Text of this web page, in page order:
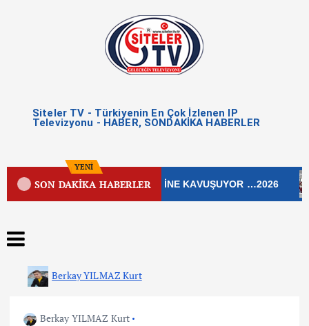
Siteler TV - Türkiyenin En Çok İzlenen IP
Televizyonu - HABER, SONDAKİKA HABERLER
YENİ
SON DAKİKA HABERLER
CADDESİ YENİ ÇEHRESİNE KAVUŞUYOR …2026
Berkay YILMAZ Kurt
Berkay YILMAZ Kurt